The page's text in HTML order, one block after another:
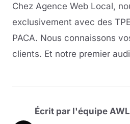
Chez Agence Web Local,
exclusivement avec des
PACA. Nous connaissons
clients. Et notre premier
Écrit par l'équipe AWL